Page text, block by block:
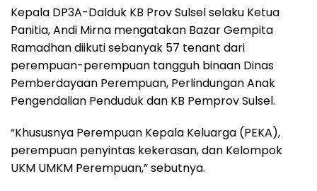
Kepala DP3A-Dalduk KB Prov Sulsel selaku Ketua
Panitia, Andi Mirna mengatakan Bazar Gempita
Ramadhan diikuti sebanyak 57 tenant dari
perempuan-perempuan tangguh binaan Dinas
Pemberdayaan Perempuan, Perlindungan Anak
Pengendalian Penduduk dan KB Pemprov Sulsel.
“Khususnya Perempuan Kepala Keluarga (PEKA),
perempuan penyintas kekerasan, dan Kelompok
UKM UMKM Perempuan,” sebutnya.